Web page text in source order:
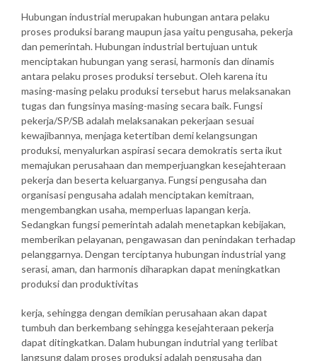
Hubungan industrial merupakan hubungan antara pelaku
proses produksi barang maupun jasa yaitu pengusaha, pekerja
dan pemerintah. Hubungan industrial bertujuan untuk
menciptakan hubungan yang serasi, harmonis dan dinamis
antara pelaku proses produksi tersebut. Oleh karena itu
masing-masing pelaku produksi tersebut harus melaksanakan
tugas dan fungsinya masing-masing secara baik. Fungsi
pekerja/SP/SB adalah melaksanakan pekerjaan sesuai
kewajibannya, menjaga ketertiban demi kelangsungan
produksi, menyalurkan aspirasi secara demokratis serta ikut
memajukan perusahaan dan memperjuangkan kesejahteraan
pekerja dan beserta keluarganya. Fungsi pengusaha dan
organisasi pengusaha adalah menciptakan kemitraan,
mengembangkan usaha, memperluas lapangan kerja.
Sedangkan fungsi pemerintah adalah menetapkan kebijakan,
memberikan pelayanan, pengawasan dan penindakan terhadap
pelanggarnya. Dengan terciptanya hubungan industrial yang
serasi, aman, dan harmonis diharapkan dapat meningkatkan
produksi dan produktivitas
kerja, sehingga dengan demikian perusahaan akan dapat
tumbuh dan berkembang sehingga kesejahteraan pekerja
dapat ditingkatkan. Dalam hubungan indutrial yang terlibat
langsung dalam proses produksi adalah pengusaha dan